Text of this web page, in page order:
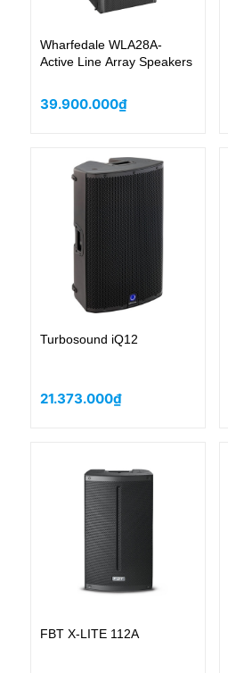
Wharfedale WLA28A-
Active Line Array Speakers
39.900.000₫
Turbosound iQ12
21.373.000₫
FBT X-LITE 112A